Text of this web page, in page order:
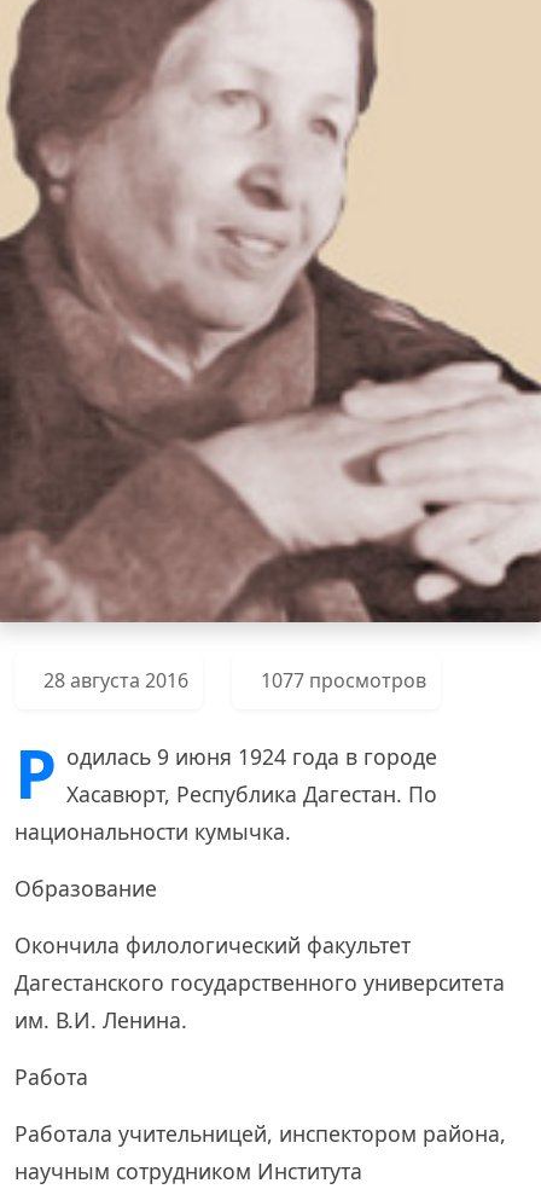
28 августа 2016 1077 просмотров
Р одилась 9 июня 1924 года в городе
Хасавюрт, Республика Дагестан. По
национальности кумычка.
Образование
Окончила филологический факультет
Дагестанского государственного университета
им. В.И. Ленина.
Работа
Работала учительницей, инспектором района,
научным сотрудником Института